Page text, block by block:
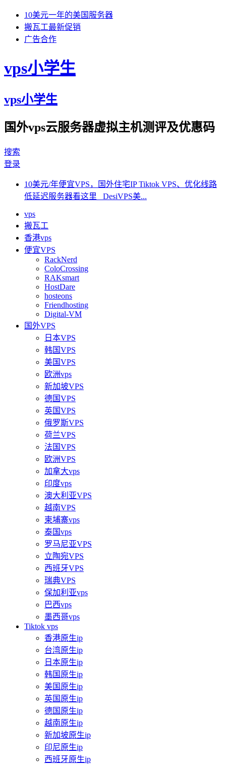
10美元一年的美国服务器
搬瓦工最新促销
广告合作
vps小学生
vps小学生
国外vps云服务器虚拟主机测评及优惠码
搜索
登录
10美元/年便宜VPS，国外住宅IP Tiktok VPS、优化线路
低延迟服务器看这里 DesiVPS美...
vps
搬瓦工
香港vps
便宜VPS
RackNerd
ColoCrossing
RAKsmart
HostDare
hosteons
Friendhosting
Digital-VM
国外VPS
日本VPS
韩国VPS
美国VPS
欧洲vps
新加坡VPS
德国VPS
英国VPS
俄罗斯VPS
荷兰VPS
法国VPS
欧洲VPS
加拿大vps
印度vps
澳大利亚VPS
越南VPS
柬埔寨vps
泰国vps
罗马尼亚VPS
立陶宛VPS
西班牙VPS
瑞典VPS
保加利亚vps
巴西vps
墨西哥vps
Tiktok vps
香港原生ip
台湾原生ip
日本原生ip
韩国原生ip
美国原生ip
英国原生ip
德国原生ip
越南原生ip
新加坡原生ip
印尼原生ip
西班牙原生ip